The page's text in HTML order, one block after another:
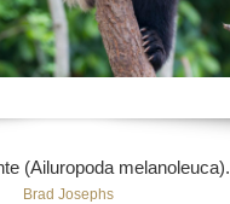
(Ailuropoda melanoleuca).
Brad Josephs